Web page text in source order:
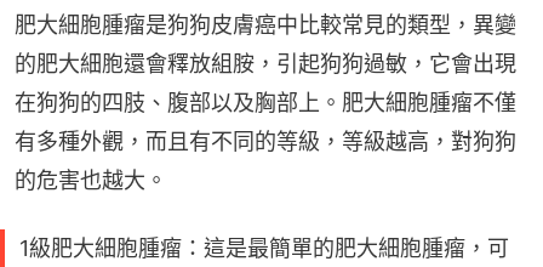
肥大細胞腫瘤是狗狗皮膚癌中比較常見的類型，異變
的肥大細胞還會釋放組胺，引起狗狗過敏，它會出現
在狗狗的四肢、腹部以及胸部上。肥大細胞腫瘤不僅
有多種外觀，而且有不同的等級，等級越高，對狗狗
的危害也越大。
1級肥大細胞腫瘤：這是最簡單的肥大細胞腫瘤，可